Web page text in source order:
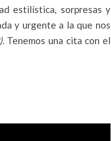
estilística, sorpresas y
y urgente a la que nos
. Tenemos una cita con el